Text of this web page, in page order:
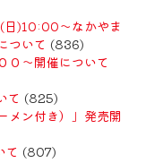
)10:00～なかやま
ついて (836)
０～開催について
て (825)
メン付き）」発売開
て (807)